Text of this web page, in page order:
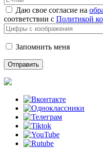
Даю свое согласие на
соответствии с Политикой
Запомнить меня